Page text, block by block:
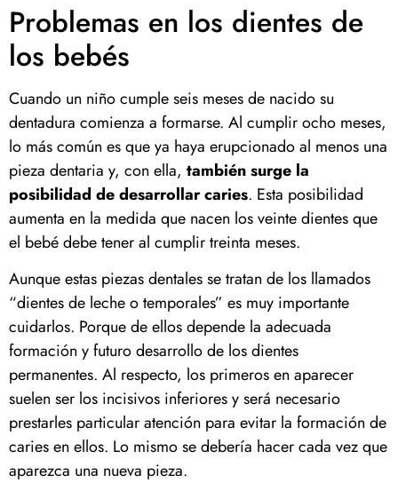
Problemas en los dientes de
los bebés
Cuando un niño cumple seis meses de nacido su
dentadura comienza a formarse. Al cumplir ocho meses,
lo más común es que ya haya erupcionado al menos una
pieza dentaria y, con ella, también surge la
posibilidad de desarrollar caries. Esta posibilidad
aumenta en la medida que nacen los veinte dientes que
el bebé debe tener al cumplir treinta meses.
Aunque estas piezas dentales se tratan de los llamados
“dientes de leche o temporales” es muy importante
cuidarlos. Porque de ellos depende la adecuada
formación y futuro desarrollo de los dientes
permanentes. Al respecto, los primeros en aparecer
suelen ser los incisivos inferiores y será necesario
prestarles particular atención para evitar la formación de
caries en ellos. Lo mismo se debería hacer cada vez que
aparezca una nueva pieza.